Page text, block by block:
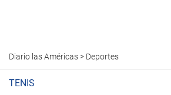
Diario las Américas> Deportes
TENIS